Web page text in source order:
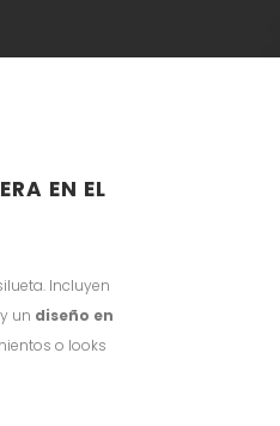
EN EL
Incluyen
un diseño en
o looks